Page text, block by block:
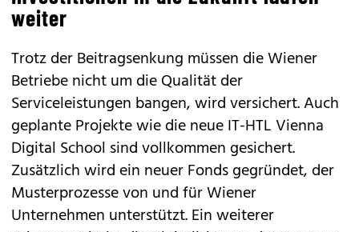
weiter
Trotz der Beitragsenkung müssen die Wiener
Betriebe nicht um die Qualität der
Serviceleistungen bangen, wird versichert. Auch
geplante Projekte wie die neue IT-HTL Vienna
Digital School sind vollkommen gesichert.
Zusätzlich wird ein neuer Fonds gegründet, der
Musterprozesse von und für Wiener
Unternehmen unterstützt. Ein weiterer